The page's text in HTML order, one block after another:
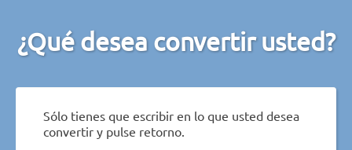
¿Qué desea convertir usted?
Sólo tienes que escribir en lo que usted desea
convertir y pulse retorno.